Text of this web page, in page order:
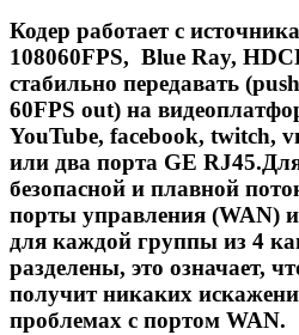
Кодер работает с
108060FPS, Blue Ray,
стабильно передавать
60FPS out) на
YouTube, facebook, twitch,
или два порта GE RJ45.
безопасной и плавной
порты управления (WAN)
для каждой группы из 4
разделены, это означает,
получит никаких
проблемах с портом WAN.